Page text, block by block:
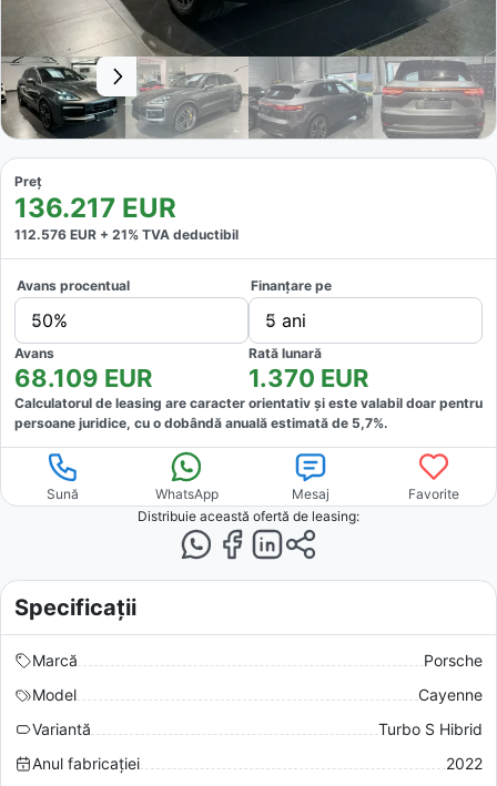
Preț
136.217 EUR
112.576 EUR + 21% TVA deductibil
Avans procentual
50%
Finanțare pe
5 ani
Avans
68.109 EUR
Rată lunară
1.370 EUR
Calculatorul de leasing are caracter orientativ și este valabil doar pentru
persoane juridice, cu o dobândă anuală estimată de 5,7%.
Sună WhatsApp Mesaj
Favorite
Distribuie această ofertă de leasing:
Specificații
Marcă
Porsche
Model
Cayenne
Variantă
Turbo S Hibrid
Anul fabricației
2022